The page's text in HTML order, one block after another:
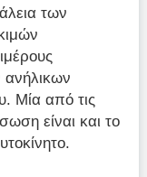
των
ανήλικων
Μία από τις
είναι και το